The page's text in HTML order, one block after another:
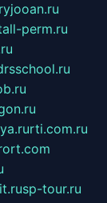
perm.ru
rti.com.ru
sp-tour.ru